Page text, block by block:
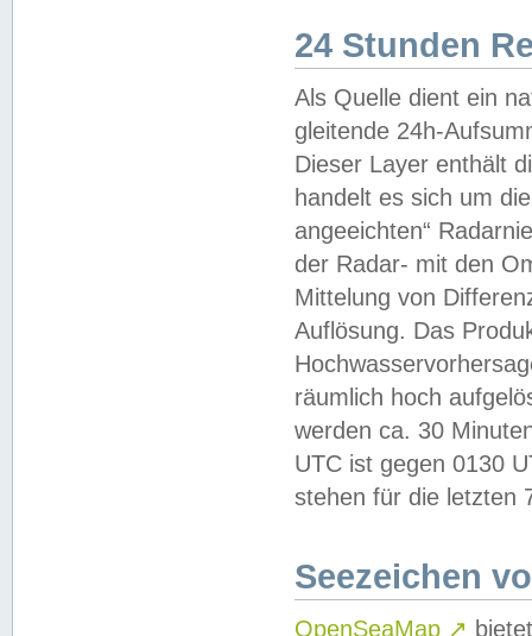
24 Stunden
Als Quelle dient ein
gleitende 24h-
Dieser Layer enthält
handelt es sich um
angeeichten“
der Radar- mit den
Mittelung von
Auflösung. Das
räumlich hoch
werden ca. 30
UTC ist gegen 0130
stehen für die letzten
Seezeichen
OpenSeaMap ↗